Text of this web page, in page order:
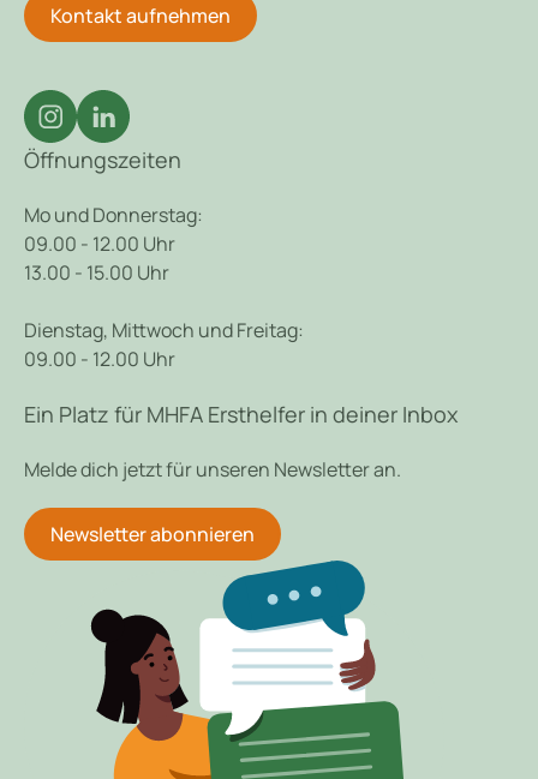
Kontakt aufnehmen
Öffnungszeiten
Mo und Donnerstag:
09.00 - 12.00 Uhr
13.00 - 15.00 Uhr
Dienstag, Mittwoch und Freitag:
09.00 - 12.00 Uhr
Ein Platz für MHFA Ersthelfer in deiner Inbox
Melde dich jetzt für unseren Newsletter an.
Newsletter abonnieren